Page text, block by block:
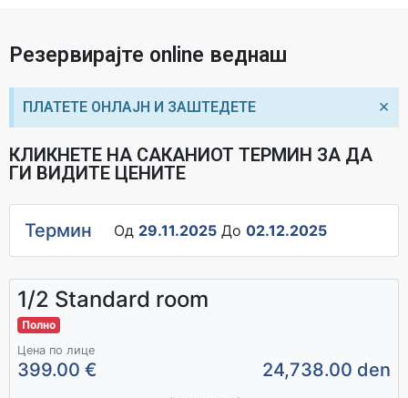
Резервирајте online веднаш
ПЛАТЕТЕ ОНЛАЈН И ЗАШТЕДЕТЕ ×
КЛИКНЕТЕ НА САКАНИОТ ТЕРМИН ЗА ДА
ГИ ВИДИТЕ ЦЕНИТЕ
Термин Од 29.11.2025 До 02.12.2025
1/2 Standard room
Полно
Цена по лице
399.00 € 24,738.00 den